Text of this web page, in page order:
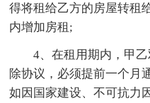
得将租给乙方的房屋转租
内增加房租;
4、在租用期内，甲
除协议，必须提前一个月
如因国家建设、不可抗力